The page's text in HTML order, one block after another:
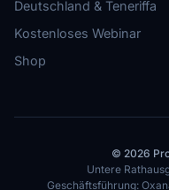
Deutschland & Teneriffa
Kostenloses Webinar
Shop
© 2026
Untere
Geschäftsführung: